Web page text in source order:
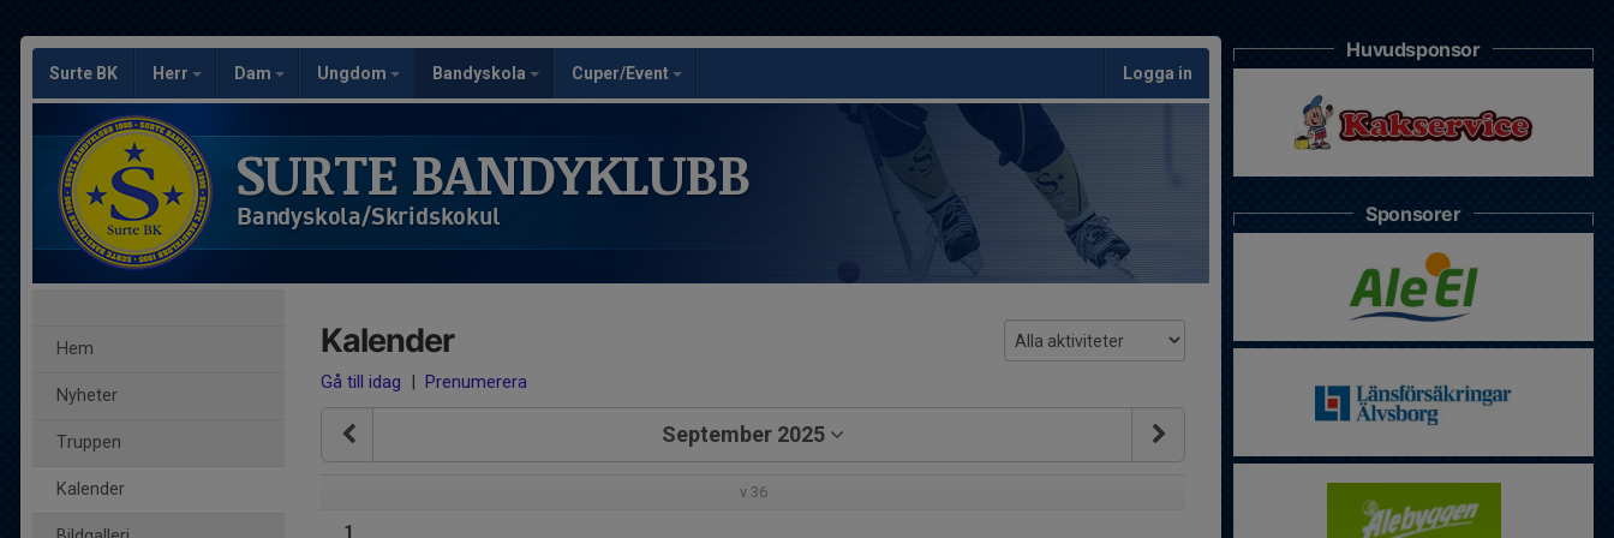
Surte BK Herr Dam Ungdom Bandyskola Cuper/Event Logga in
SURTE BANDYKLUBB
Bandyskola/Skridskokul
Hem
Nyheter
Truppen
Kalender
Kalender
Gå till idag | Prenumerera
September 2025
v.36
1
Huvudsponsor
Sponsorer